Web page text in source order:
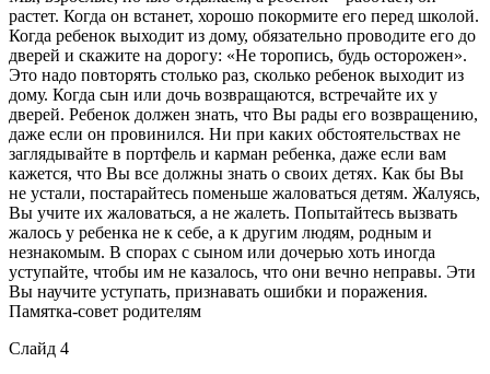
растет. Когда он встанет, хорошо покормите его перед школой.
Когда ребенок выходит из дому, обязательно проводите его до
дверей и скажите на дорогу: «Не торопись, будь осторожен».
Это надо повторять столько раз, сколько ребенок выходит из
дому. Когда сын или дочь возвращаются, встречайте их у
дверей. Ребенок должен знать, что Вы рады его возвращению,
даже если он провинился. Ни при каких обстоятельствах не
заглядывайте в портфель и карман ребенка, даже если вам
кажется, что Вы все должны знать о своих детях. Как бы Вы
не устали, постарайтесь поменьше жаловаться детям. Жалуясь,
Вы учите их жаловаться, а не жалеть. Попытайтесь вызвать
жалось у ребенка не к себе, а к другим людям, родным и
незнакомым. В спорах с сыном или дочерью хоть иногда
уступайте, чтобы им не казалось, что они вечно неправы. Эти
Вы научите уступать, признавать ошибки и поражения.
Памятка-совет родителям
Слайд 4